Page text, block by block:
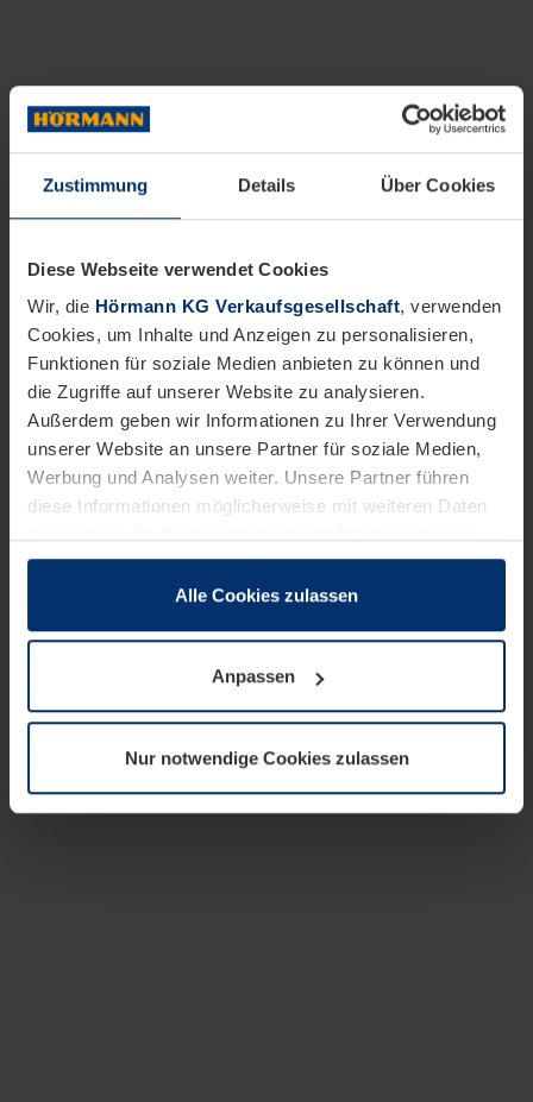
Zustimmung Details Über Cookies
Diese Webseite verwendet Cookies
Wir, die Hörmann KG Verkaufsgesellschaft, verwenden
Cookies, um Inhalte und Anzeigen zu personalisieren,
Funktionen für soziale Medien anbieten zu können und
die Zugriffe auf unserer Website zu analysieren.
Außerdem geben wir Informationen zu Ihrer Verwendung
unserer Website an unsere Partner für soziale Medien,
Werbung und Analysen weiter. Unsere Partner führen
diese Informationen möglicherweise mit weiteren Daten
sie im Rahmen Ihrer Nutzung der Dienste gesammelt
wenn diese für den Betrieb dieser Seite unbedingt
notwendig sind. Für alle anderen Cookie-Typen benötigen
wir Ihre Erlaubnis. Ihre Einwilligung können Sie jederzeit
Datenschutzerklärungunserer Website ändern oder
widerrufen.
Alle Cookies zulassen
Anpassen
Nur notwendige Cookies zulassen